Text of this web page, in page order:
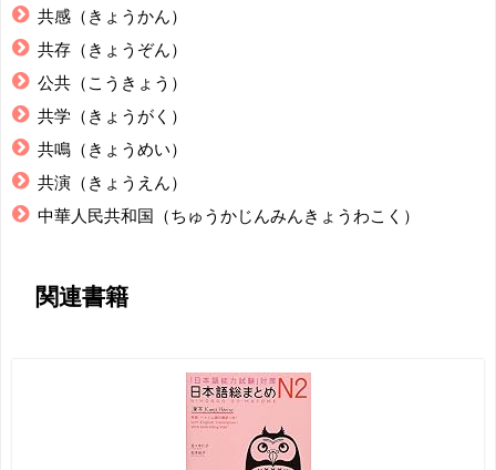
共感（きょうかん）
共存（きょうぞん）
公共（こうきょう）
共学（きょうがく）
共鳴（きょうめい）
共演（きょうえん）
中華人民共和国（ちゅうかじんみんきょうわこく）
関連書籍